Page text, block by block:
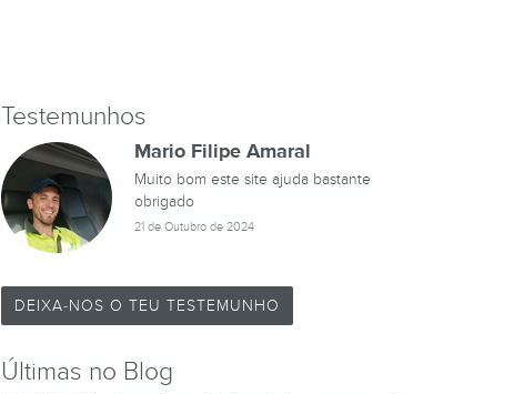
Testemunhos
Mario Filipe Amaral
Muito bom este site ajuda bastante
obrigado
21 de Outubro de 2024
DEIXA-NOS O TEU TESTEMUNHO
Últimas no Blog